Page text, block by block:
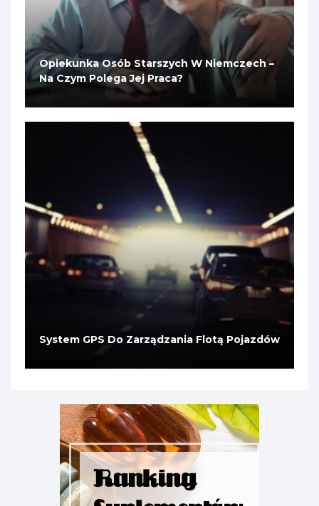
Opiekunka Osób Starszych W Niemczech –
Na Czym Polega Jej Praca?
System GPS Do Zarządzania Flotą Pojazdów